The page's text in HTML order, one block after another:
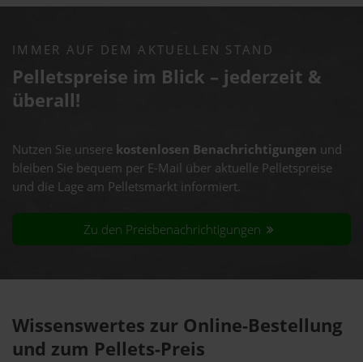
IMMER AUF DEM AKTUELLEN STAND
Pelletspreise im Blick – jederzeit &
überall!
Nutzen Sie unsere kostenlosen Benachrichtigungen und
bleiben Sie bequem per E-Mail über aktuelle Pelletspreise
und die Lage am Pelletsmarkt informiert.
Zu den Preisbenachrichtigungen
Wissenswertes zur Online-Bestellung
und zum Pellets-Preis